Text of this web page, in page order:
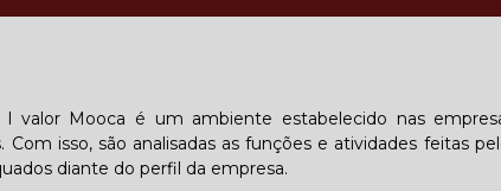
valor Mooca é um ambiente estabelecido nas
isso, são analisadas as funções e atividades feitas
diante do perfil da empresa.